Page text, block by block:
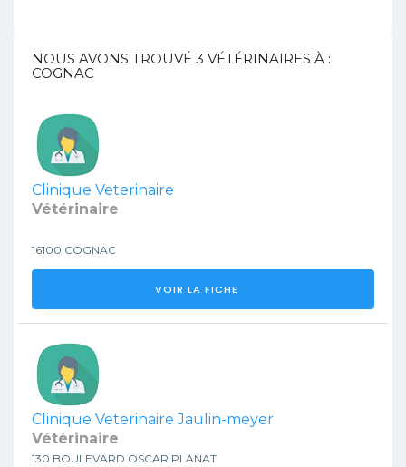
NOUS AVONS TROUVÉ 3 VÉTÉRINAIRES À :
COGNAC
Clinique Veterinaire
Vétérinaire
16100 COGNAC
VOIR LA FICHE
Clinique Veterinaire Jaulin-meyer
Vétérinaire
130 BOULEVARD OSCAR PLANAT